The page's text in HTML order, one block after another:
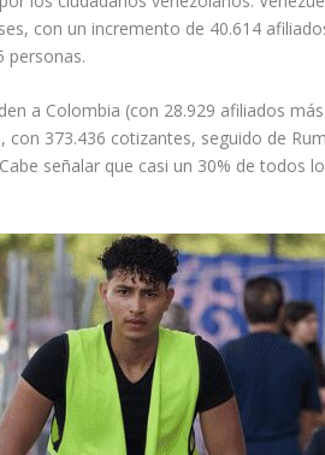
con un incremento de 40.614
personas.
a Colombia (con 28.929 afiliados
373.436 cotizantes, seguido de
señalar que casi un 30% de